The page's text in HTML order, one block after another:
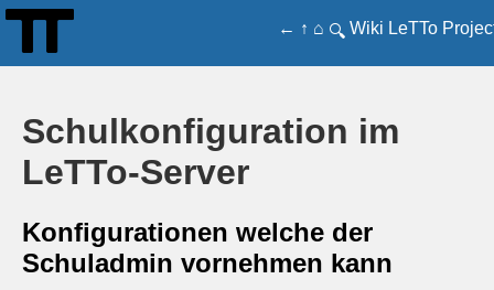
← ↑ ⌂ 🔍 Wiki LeTTo
Schulkonfiguration im
LeTTo-Server
Konfigurationen welche der
Schuladmin vornehmen kann